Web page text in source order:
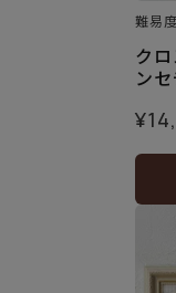
難易
ク
ン
¥